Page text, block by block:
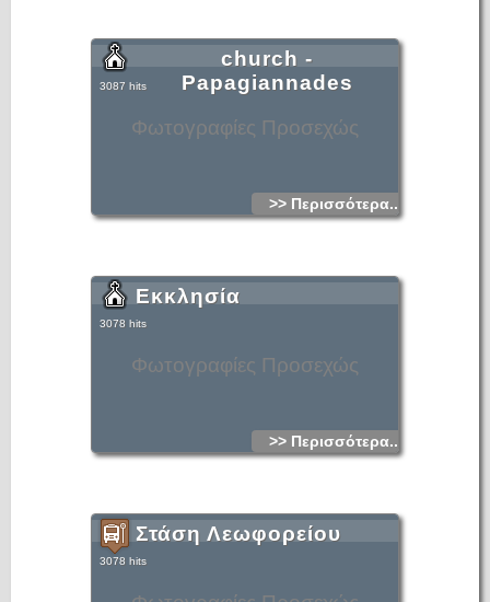
Φωτογραφίες Προσεχώς
church -
Papagiannades
3087 hits
>> Περισσότερα...
Φωτογραφίες Προσεχώς
Εκκλησία
3078 hits
>> Περισσότερα...
Στάση Λεωφορείου
3078 hits